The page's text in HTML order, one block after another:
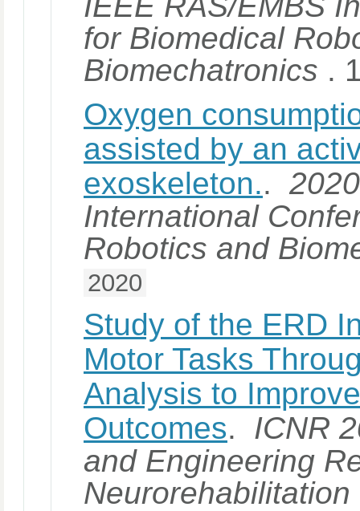
for Biomedical
Biomechatronics .
Oxygen
assisted by an
exoskeleton..
International
Robotics and
2020
Study of the ERD
Motor Tasks
Analysis to
Outcomes. ICNR
and Engineering
Neurorehabilitation